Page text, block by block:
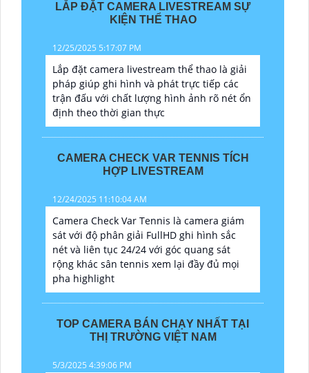
LẮP ĐẶT CAMERA LIVESTREAM SỰ
KIỆN THỂ THAO
12/25/2025 5:17:07 PM
Lắp đặt camera livestream thể thao là giải
pháp giúp ghi hình và phát trực tiếp các
trận đấu với chất lượng hình ảnh rõ nét ổn
định theo thời gian thực
CAMERA CHECK VAR TENNIS TÍCH
HỢP LIVESTREAM
12/24/2025 11:10:04 AM
Camera Check Var Tennis là camera giám
sát với độ phân giải FullHD ghi hình sắc
nét và liên tục 24/24 với góc quang sát
rộng khác sân tennis xem lại đầy đủ mọi
pha highlight
TOP CAMERA BÁN CHẠY NHẤT TẠI
THỊ TRƯỜNG VIỆT NAM
5/3/2025 4:39:06 PM